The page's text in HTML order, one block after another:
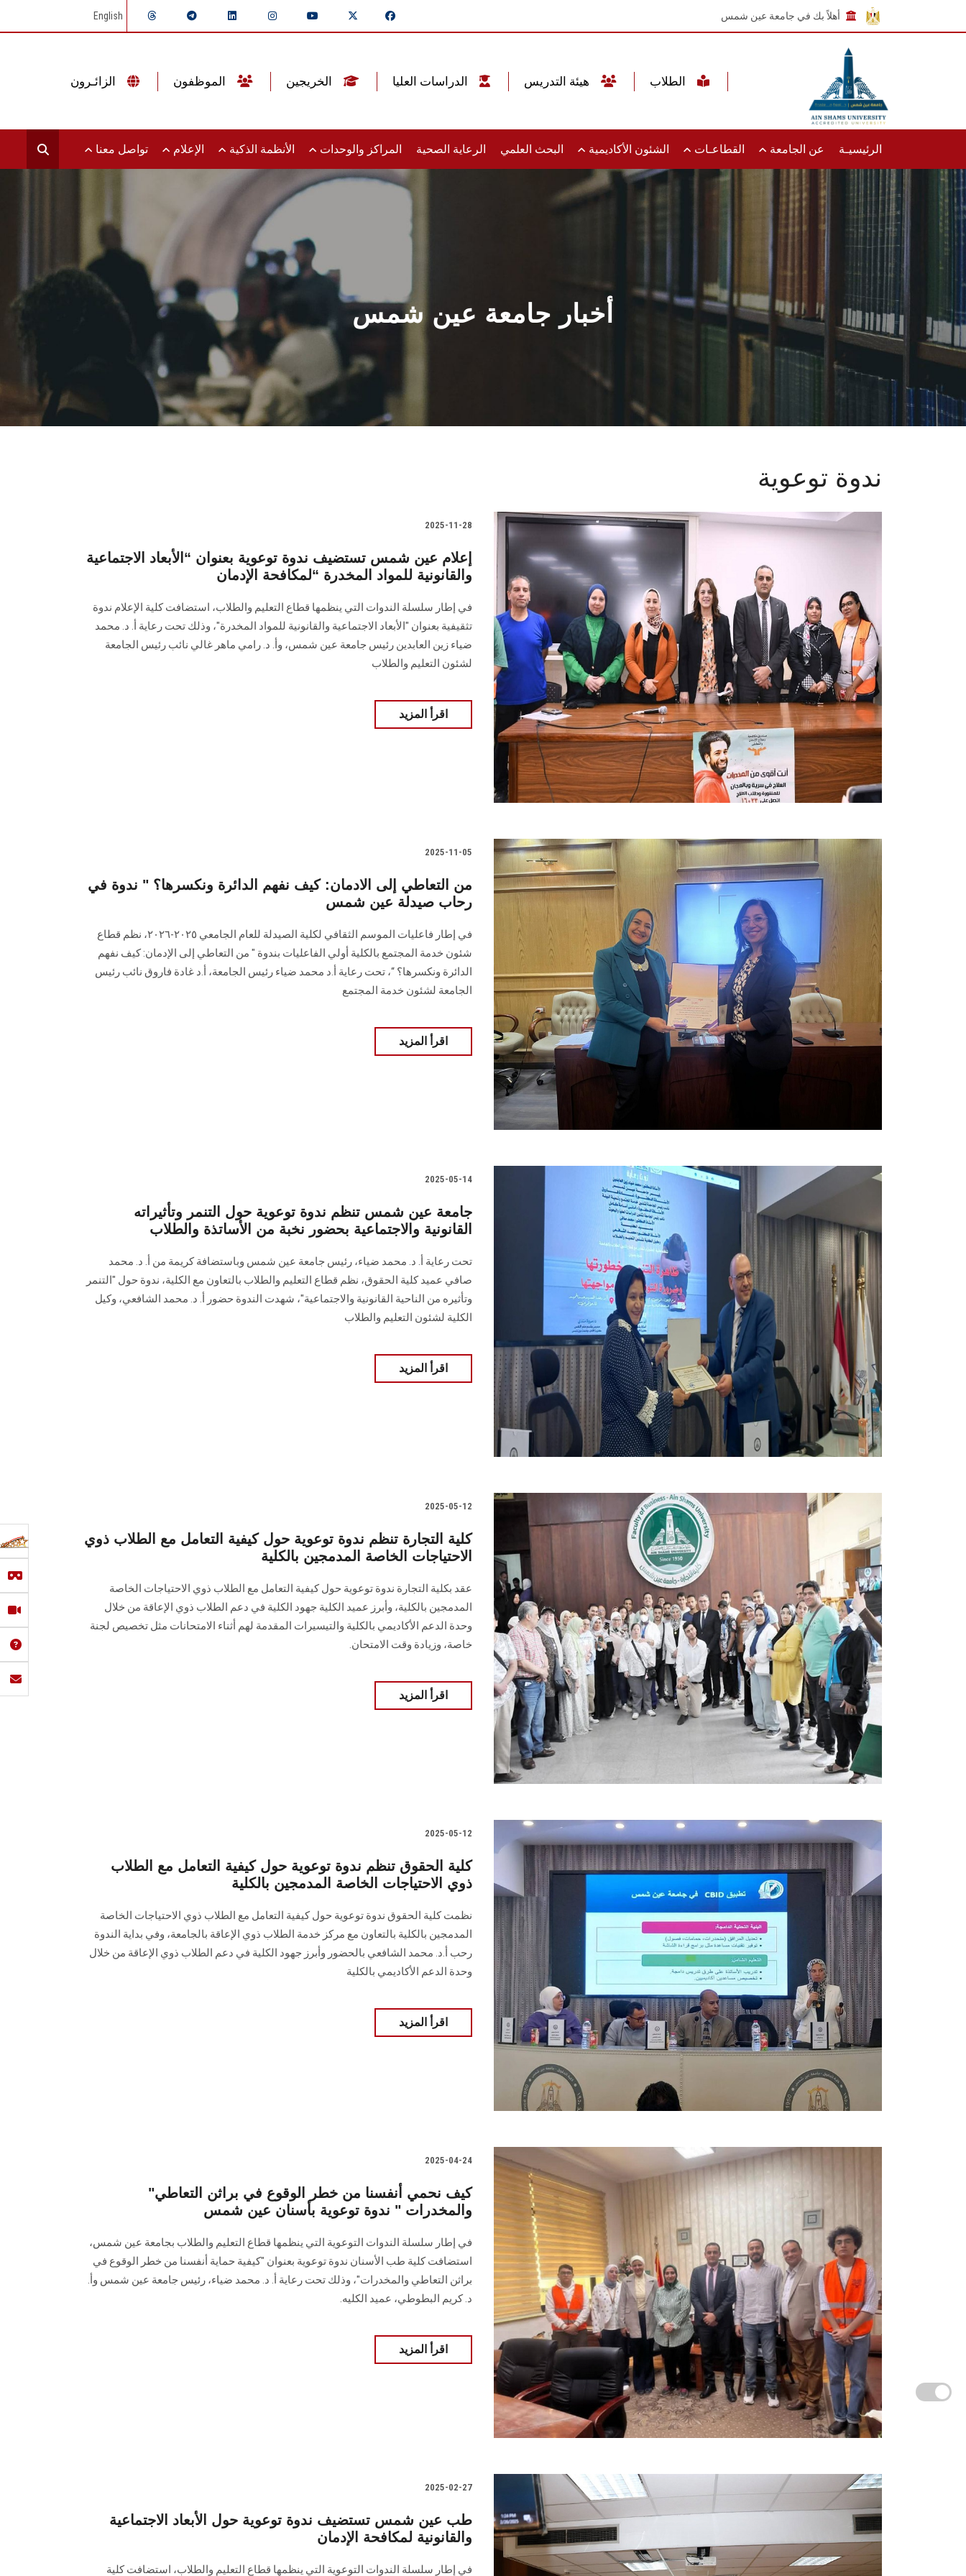
أهلاً بك في جامعة عين شمس English
الرئيسيـة عن الجامعة القطاعـات الشئون الأكاديمية البحث العلمي الرعاية الصحية المراكز والوحدات الأنظمة الذكية الإعلام تواصل معنا
أخبار جامعة عين شمس
ندوة توعوية
2025-11-28
إعلام عين شمس تستضيف ندوة توعوية بعنوان “الأبعاد الاجتماعية
والقانونية للمواد المخدرة “لمكافحة الإدمان
في إطار سلسلة الندوات التي ينظمها قطاع التعليم والطلاب، استضافت كلية الإعلام ندوة
تثقيفية بعنوان "الأبعاد الاجتماعية والقانونية للمواد المخدرة"، وذلك تحت رعاية أ. د. محمد
ضياء زين العابدين رئيس جامعة عين شمس، وأ. د. رامي ماهر غالي نائب رئيس الجامعة
لشئون التعليم والطلاب
اقرأ المزيد
2025-11-05
من التعاطي إلى الادمان: كيف نفهم الدائرة ونكسرها؟ " ندوة في
رحاب صيدلة عين شمس
في إطار فاعليات الموسم الثقافي لكلية الصيدلة للعام الجامعي ٢٠٢٥-٢٠٢٦، نظم قطاع
شئون خدمة المجتمع بالكلية أولي الفاعليات بندوة " من التعاطي إلى الإدمان: كيف نفهم
الدائرة ونكسرها؟ “، تحت رعاية أ.د محمد ضياء رئيس الجامعة، أ.د غادة فاروق نائب رئيس
الجامعة لشئون خدمة المجتمع
اقرأ المزيد
2025-05-14
جامعة عين شمس تنظم ندوة توعوية حول التنمر وتأثيراته
القانونية والاجتماعية بحضور نخبة من الأساتذة والطلاب
تحت رعاية أ. د. محمد ضياء، رئيس جامعة عين شمس وباستضافة كريمة من أ. د. محمد
صافي عميد كلية الحقوق، نظم قطاع التعليم والطلاب بالتعاون مع الكلية، ندوة حول "التنمر
وتأثيره من الناحية القانونية والاجتماعية"، شهدت الندوة حضور أ. د. محمد الشافعي، وكيل
الكلية لشئون التعليم والطلاب
اقرأ المزيد
2025-05-12
كلية التجارة تنظم ندوة توعوية حول كيفية التعامل مع الطلاب ذوي
الاحتياجات الخاصة المدمجين بالكلية
عقد بكلية التجارة ندوة توعوية حول كيفية التعامل مع الطلاب ذوي الاحتياجات الخاصة
المدمجين بالكلية، وأبرز عميد الكلية جهود الكلية في دعم الطلاب ذوي الإعاقة من خلال
وحدة الدعم الأكاديمي بالكلية والتيسيرات المقدمة لهم أثناء الامتحانات مثل تخصيص لجنة
خاصة، وزيادة وقت الامتحان.
اقرأ المزيد
2025-05-12
كلية الحقوق تنظم ندوة توعوية حول كيفية التعامل مع الطلاب
ذوي الاحتياجات الخاصة المدمجين بالكلية
نظمت كلية الحقوق ندوة توعوية حول كيفية التعامل مع الطلاب ذوي الاحتياجات الخاصة
المدمجين بالكلية بالتعاون مع مركز خدمة الطلاب ذوي الإعاقة بالجامعة، وفي بداية الندوة
رحب أ.د. محمد الشافعي بالحضور وأبرز جهود الكلية في دعم الطلاب ذوي الإعاقة من خلال
وحدة الدعم الأكاديمي بالكلية
اقرأ المزيد
2025-04-24
"كيف نحمي أنفسنا من خطر الوقوع في براثن التعاطي
والمخدرات " ندوة توعوية بأسنان عين شمس
في إطار سلسلة الندوات التوعوية التي ينظمها قطاع التعليم والطلاب بجامعة عين شمس،
استضافت كلية طب الأسنان ندوة توعوية بعنوان "كيفية حماية أنفسنا من خطر الوقوع في
براثن التعاطي والمخدرات"، وذلك تحت رعاية أ. د. محمد ضياء، رئيس جامعة عين شمس وأ.
د. كريم البطوطي، عميد الكليه.
اقرأ المزيد
2025-02-27
طب عين شمس تستضيف ندوة توعوية حول الأبعاد الاجتماعية
والقانونية لمكافحة الإدمان
في إطار سلسلة الندوات التوعوية التي ينظمها قطاع التعليم والطلاب، استضافت كلية